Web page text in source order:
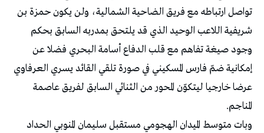
تواصل ارتباطه مع فريق الضاحية الشمالية، ولن يكون حمزة بن
شريفية اللاعب الوحيد الذي قد يلتحق بمدربه السابق بحكم
وجود صيغة تفاهم مع قلب الدفاع أسامة البحري فضلا عن
إمكانية ضمّ فارس المسكيني في صورة تلقي القائد يسري العرفاوي
عرضا خارجيا ليتكوّن المحور من الثنائي السابق لفريق عاصمة
المناجم.
وبات متوسط الميدان الهجومي مستقبل سليمان المنوبي الحداد